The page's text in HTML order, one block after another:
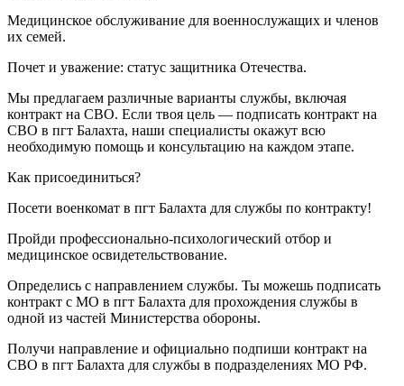
Медицинское обслуживание для военнослужащих и членов
их семей.
Почет и уважение: статус защитника Отечества.
Мы предлагаем различные варианты службы, включая
контракт на СВО. Если твоя цель — подписать контракт на
СВО в пгт Балахта, наши специалисты окажут всю
необходимую помощь и консультацию на каждом этапе.
Как присоединиться?
Посети военкомат в пгт Балахта для службы по контракту!
Пройди профессионально-психологический отбор и
медицинское освидетельствование.
Определись с направлением службы. Ты можешь подписать
контракт с МО в пгт Балахта для прохождения службы в
одной из частей Министерства обороны.
Получи направление и официально подпиши контракт на
СВО в пгт Балахта для службы в подразделениях МО РФ.